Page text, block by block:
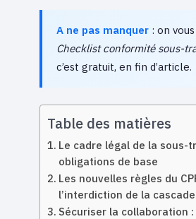
A ne pas manquer : on
Checklist conformité sous-
c’est gratuit, en fin d’article.
Table des matières
Le cadre légal de la sous-
obligations de base
Les nouvelles règles du
l’interdiction de la cascade
Sécuriser la collaboration